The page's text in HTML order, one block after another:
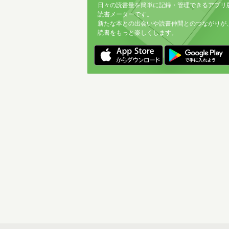
日々の読書量を簡単に記録・管理できるアプリ
読書メーターです。
新たな本との出会いや読書仲間とのつながりが
読書をもっと楽しくします。